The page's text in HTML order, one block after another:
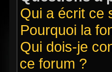
Qui a écrit ce
Pourquoi la
Qui dois-je
ce forum ?